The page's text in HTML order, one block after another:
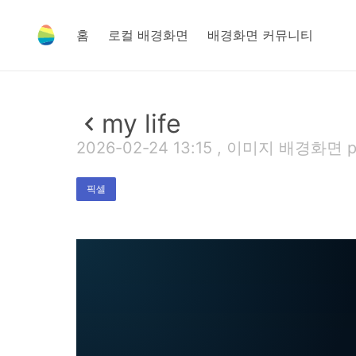
홈 로컬 배경화면 배경화면 커뮤니티
my life
2026-02-24 13:15 , 이미지 배경화면
픽셀